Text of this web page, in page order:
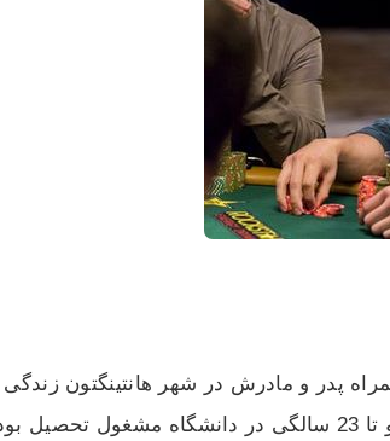
سال 1991 به دنیا آمد. او به همراه پدر و مادرش در شهر